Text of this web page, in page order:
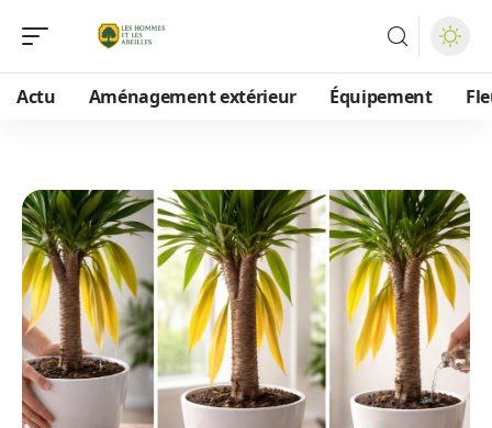
Actu Aménagement extérieur Équipement